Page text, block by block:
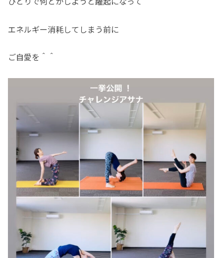
エネルギー消耗してしまう前に
ご自愛を＾＾